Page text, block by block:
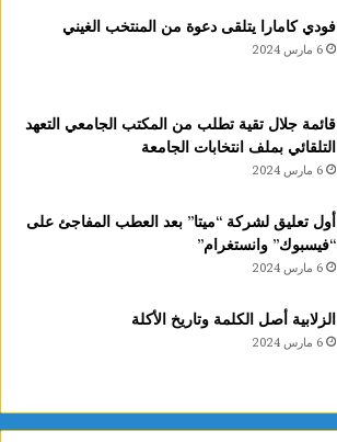
فودي كامارا يتلقى دعوة من المنتخب الغيني
6 مارس 2024
قائمة جلال تقية تطلب من المكتب الجامعي التعهد
التلقائي بملف انتخابات الجامعة
6 مارس 2024
أول تعليق لشركة “ميتا” بعد العطب المفاجئ على
“فيسبوك” وانستغرام”
6 مارس 2024
الزلابية أصل الكلمة وتاريخ الأكلة
6 مارس 2024